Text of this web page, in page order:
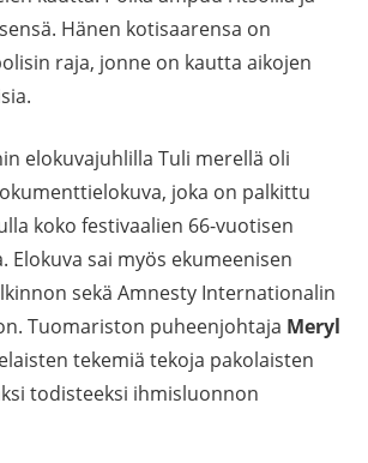
Hänen kotisaarensa on
raja, jonne on kautta aikojen
elokuvajuhlilla Tuli merellä oli
joka on palkittu
koko festivaalien 66-vuotisen
Elokuva sai myös ekumeenisen
sekä Amnesty Internationalin
Tuomariston puheenjohtaja Meryl
tekemiä tekoja pakolaisten
todisteeksi ihmisluonnon